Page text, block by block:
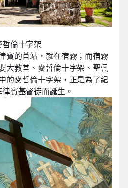
哲倫十字架
賓的首站，就在宿霧；而宿霧
大教堂、麥哲倫十字架、聖佩
的麥哲倫十字架，正是為了紀
賓基督徒而誕生。